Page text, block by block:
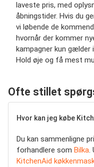
laveste pris, med
åbningstider. Hvis du
vi løbende de
hvornår der kommer
kampagner kun gælder
Hold øje og få mest
Ofte stillet
Hvor kan jeg købe
Du kan sammenligne
forhandlere som Bilka.
KitchenAid